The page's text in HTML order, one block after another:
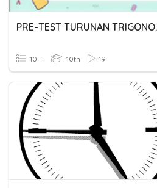
PRE-
10 T 10th 19